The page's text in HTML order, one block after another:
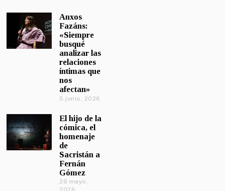
Anxos
Fazáns:
«Siempre
busqué
analizar las
relaciones
íntimas que
nos
afectan»
5 junio, 2026
El hijo de la
cómica, el
homenaje
de
Sacristán a
Fernán
Gómez
28 mayo,